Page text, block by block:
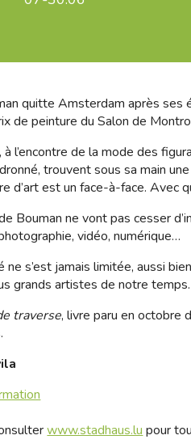
quitte Amsterdam après ses
de peinture du Salon de
à l’encontre de la mode des
trouvent sous sa main
d’art est un face-à-face. Avec
Bouman ne vont pas cesser
vidéo, numérique…
ne s’est jamais limitée, aussi
grands artistes de notre temps.
traverse, livre paru en octobre
www.stadhaus.lu pour